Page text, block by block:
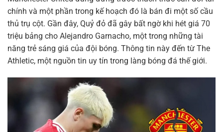
chính và một phần trong kế hoạch đó là bán đi một số cầu
thủ trụ cột. Gần đây, Quỷ đỏ đã gây bất ngờ khi hét giá 70
triệu bảng cho Alejandro Garnacho, một trong những tài
năng trẻ sáng giá của đội bóng. Thông tin này đến từ The
Athletic, một nguồn tin uy tín trong làng bóng đá thế giới.